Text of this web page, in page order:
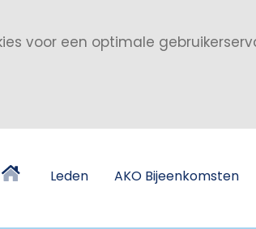
voor een optimale
Leden AKO Bijeenkomsten